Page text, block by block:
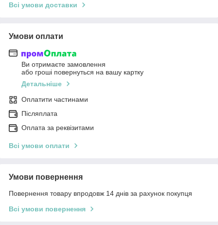
Всі умови доставки
Умови оплати
Ви отримаєте замовлення
або гроші повернуться на вашу картку
Детальніше
Оплатити частинами
Післяплата
Оплата за реквізитами
Всі умови оплати
Умови повернення
Повернення товару впродовж 14 днів за рахунок покупця
Всі умови повернення